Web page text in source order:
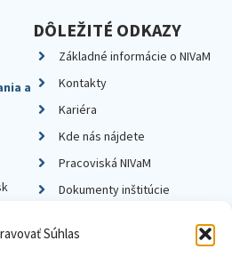
Súhlas
a
DÔLEŽITÉ ODKAZY
Základné informácie o NIVaM
Kontakty
Kariéra
Kde nás nájdete
Pracoviská NIVaM
Dokumenty inštitúcie